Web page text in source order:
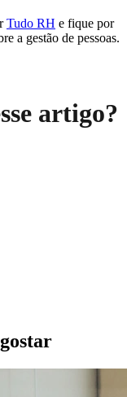
Tudo RH e fique por
a gestão de pessoas.
artigo?